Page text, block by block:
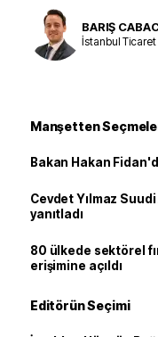
BARIŞ
İstanbul Ticaret
Manşetten
Bakan Hakan
Cevdet Yılmaz
yanıtladı
80 ülkede sektörel
erişimine açıldı
Editörün Seçimi